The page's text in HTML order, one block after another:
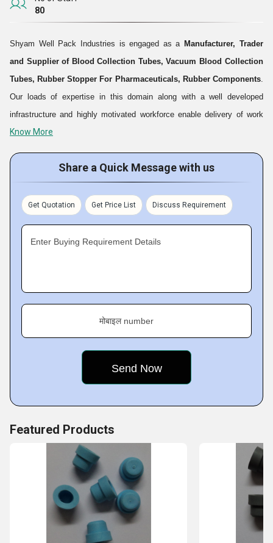
80
Shyam Well Pack Industries is engaged as a Manufacturer, Trader
and Supplier of Blood Collection Tubes, Vacuum Blood Collection
Tubes, Rubber Stopper For Pharmaceuticals, Rubber Components.
Our loads of expertise in this domain along with a well developed
infrastructure and highly motivated workforce enable delivery of work
consignments within the assigned time frame. Total customer
business concern ever since our establishment. Our offered range of
products is fabricated using top quality material along with current tools
and methodologies that results in a well refined product that meets the
Fact Sheet
Know More
Share a Quick Message with us
Get Quotation Get Price List Discuss Requirement
Enter Buying Requirement Details
मोबाइल number
Featured Products